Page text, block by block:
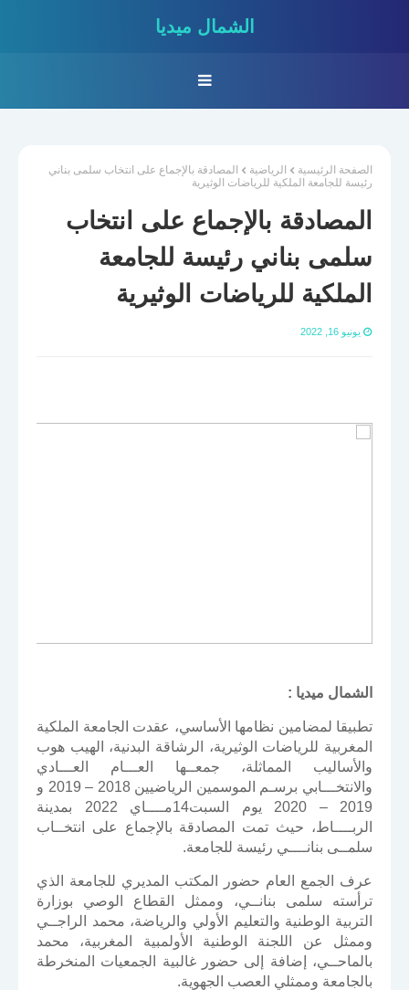
الشمال ميديا
الصفحة الرئيسية الرياضية
المصادقة بالإجماع على انتخاب سلمى بناني
رئيسة للجامعة الملكية للرياضات الوثيرية
المصادقة بالإجماع على انتخاب
سلمى بناني رئيسة للجامعة
الملكية للرياضات الوثيرية
يونيو 16, 2022
الشمال ميديا :
تطبيقا لمضامين نظامها الأساسي، عقدت الجامعة الملكية
المغربية للرياضات الوثيرية، الرشاقة البدنية، الهيب هوب
والأساليب المماثلة، جمعــها العـــام العـــادي
والانتخـــابي برسـم الموسمين الرياضيين 2018 – 2019 و
2019 – 2020 يوم السبت14مــــاي 2022 بمدينة
الربــــاط، حيث تمت المصادقة بالإجماع على انتخــاب
سلمــى بنانــــي رئيسة للجامعة.
عرف الجمع العام حضور المكتب المديري للجامعة الذي
ترأسته سلمى بنانــي، وممثل القطاع الوصي بوزارة
التربية الوطنية والتعليم الأولي والرياضة، محمد الراجــي
وممثل عن اللجنة الوطنية الأولمبية المغربية، محمد
بالماحــي، إضافة إلى حضور غالبية الجمعيات المنخرطة
بالجامعة وممثلي العصب الجهوية.